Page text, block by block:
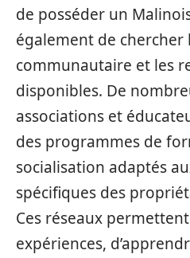
de posséder un
également de chercher
communautaire et les
disponibles. De
associations et
des programmes de
socialisation adaptés
spécifiques des
Ces réseaux
expériences,